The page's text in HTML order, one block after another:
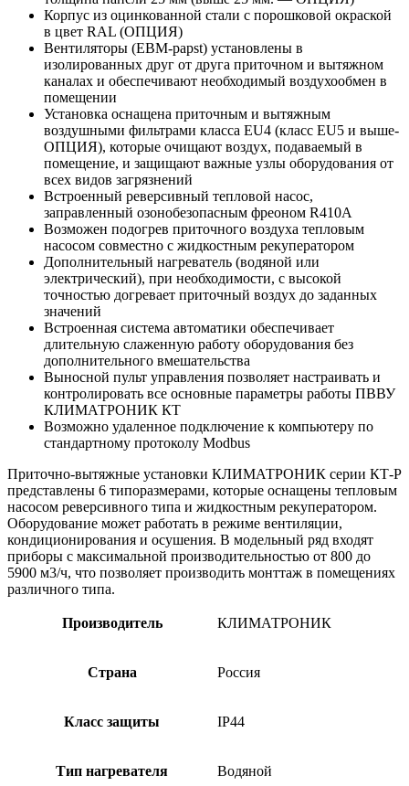
Корпус из оцинкованной стали с порошковой окраской
в цвет RAL (ОПЦИЯ)
Вентиляторы (EBM-papst) установлены в
изолированных друг от друга приточном и вытяжном
каналах и обеспечивают необходимый воздухообмен в
помещении
Установка оснащена приточным и вытяжным
воздушными фильтрами класса EU4 (класс EU5 и выше-
ОПЦИЯ), которые очищают воздух, подаваемый в
помещение, и защищают важные узлы оборудования от
всех видов загрязнений
Встроенный реверсивный тепловой насос,
заправленный озонобезопасным фреоном R410А
Возможен подогрев приточного воздуха тепловым
насосом совместно с жидкостным рекуператором
Дополнительный нагреватель (водяной или
электрический), при необходимости, с высокой
точностью догревает приточный воздух до заданных
значений
Встроенная система автоматики обеспечивает
длительную слаженную работу оборудования без
дополнительного вмешательства
Выносной пульт управления позволяет настраивать и
контролировать все основные параметры работы ПВВУ
КЛИМАТРОНИК КТ
Возможно удаленное подключение к компьютеру по
стандартному протоколу Modbus
Приточно-вытяжные установки КЛИМАТРОНИК серии КТ-Р
представлены 6 типоразмерами, которые оснащены тепловым
насосом реверсивного типа и жидкостным рекуператором.
Оборудование может работать в режиме вентиляции,
кондиционирования и осушения. В модельный ряд входят
приборы с максимальной производительностью от 800 до
5900 м3/ч, что позволяет производить монттаж в помещениях
различного типа.
Производитель КЛИМАТРОНИК
Страна Россия
Класс защиты IP44
Тип нагревателя Водяной